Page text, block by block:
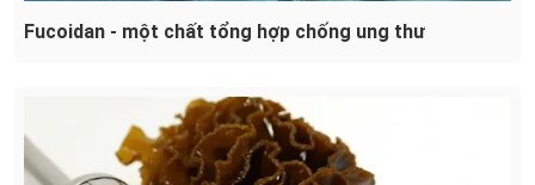
Fucoidan - một chất tổng hợp chống ung thư